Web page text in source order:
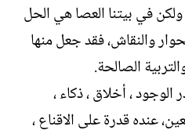
ي
خ
إ
ن
في بيتنا العصا هي الحل
والنقاش، فقد جعل منها
الصالحة.
الوجود ، أخلاق ، ذكاء ،
عنده قدرة على الاقناع ،